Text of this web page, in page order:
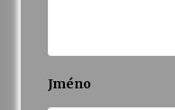
Jméno